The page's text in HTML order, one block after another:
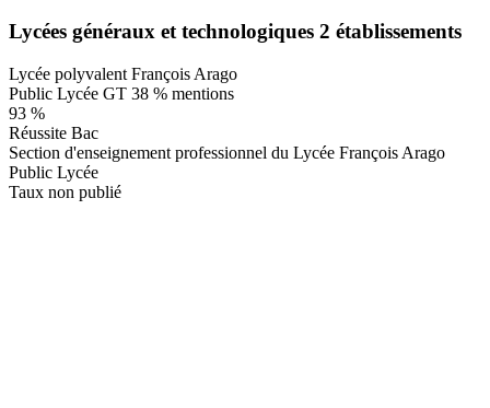
Lycées généraux et technologiques 2 établissements
Lycée polyvalent François Arago
Public Lycée GT 38 % mentions
93 %
Réussite Bac
Section d'enseignement professionnel du Lycée François Arago
Public Lycée
Taux non publié